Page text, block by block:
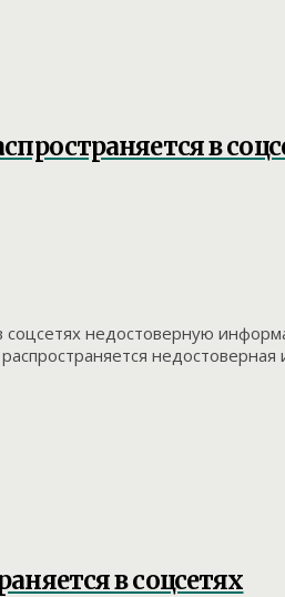
в
недостоверную
недостоверная
в соцсетях